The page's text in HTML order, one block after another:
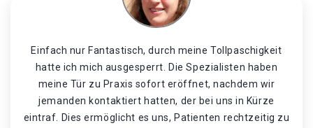
Einfach nur Fantastisch, durch meine Tollpaschigkeit
hatte ich mich ausgesperrt. Die Spezialisten haben
meine Tür zu Praxis sofort eröffnet, nachdem wir
jemanden kontaktiert hatten, der bei uns in Kürze
eintraf. Dies ermöglicht es uns, Patienten rechtzeitig zu